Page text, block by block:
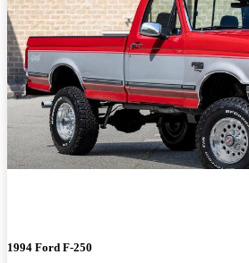
1994 Ford F-250